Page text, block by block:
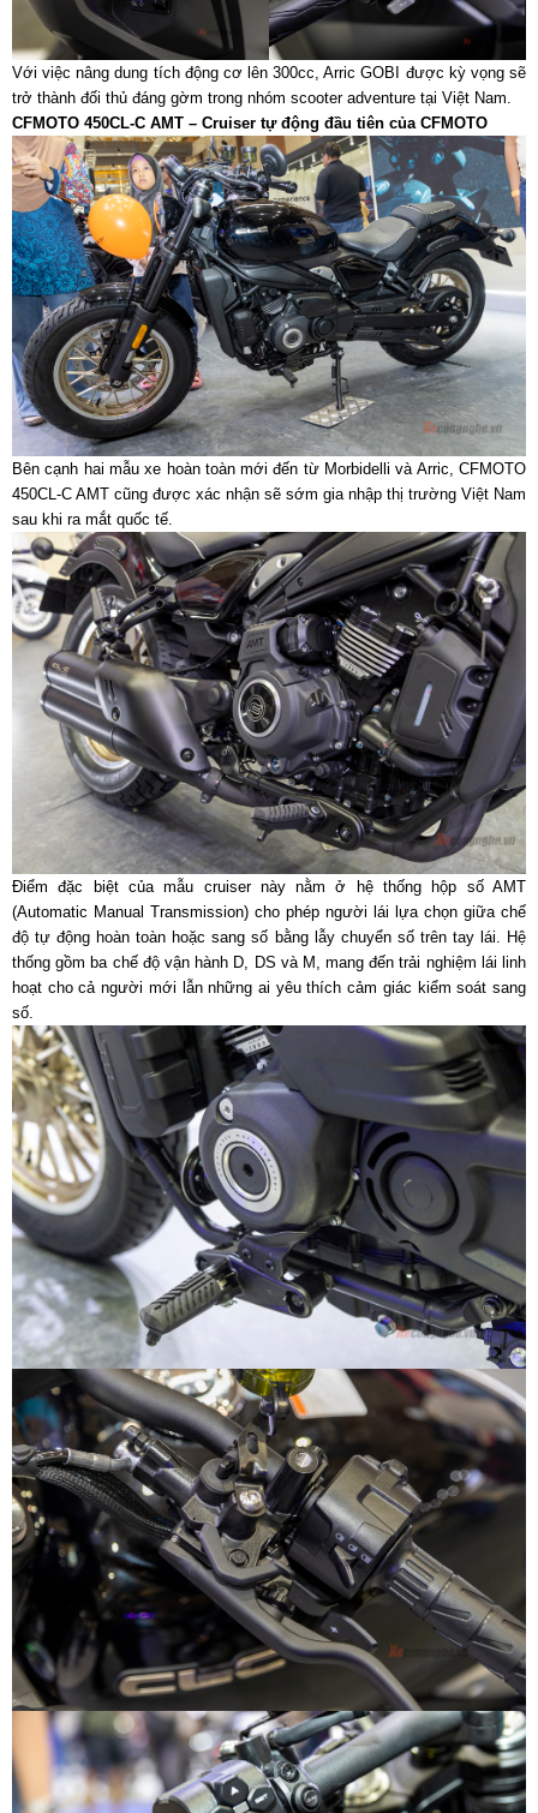
Với việc nâng dung tích động cơ lên 300cc, Arric GOBI được kỳ vọng sẽ
trở thành đối thủ đáng gờm trong nhóm scooter adventure tại Việt Nam.
CFMOTO 450CL-C AMT – Cruiser tự động đầu tiên của CFMOTO
Bên cạnh hai mẫu xe hoàn toàn mới đến từ Morbidelli và Arric, CFMOTO
450CL-C AMT cũng được xác nhận sẽ sớm gia nhập thị trường Việt Nam
sau khi ra mắt quốc tế.
Điểm đặc biệt của mẫu cruiser này nằm ở hệ thống hộp số AMT
(Automatic Manual Transmission) cho phép người lái lựa chọn giữa chế
độ tự động hoàn toàn hoặc sang số bằng lẫy chuyển số trên tay lái. Hệ
thống gồm ba chế độ vận hành D, DS và M, mang đến trải nghiệm lái linh
hoạt cho cả người mới lẫn những ai yêu thích cảm giác kiểm soát sang
số.